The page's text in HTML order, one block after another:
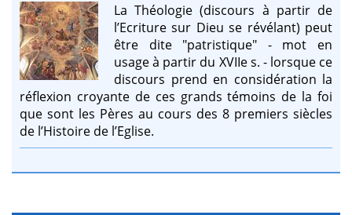
La Théologie (discours à partir de
l’Ecriture sur Dieu se révélant) peut
être dite "patristique" - mot en
usage à partir du XVIIe s. - lorsque ce
discours prend en considération la
réflexion croyante de ces grands témoins de la foi
que sont les Pères au cours des 8 premiers siècles
de l’Histoire de l’Eglise.